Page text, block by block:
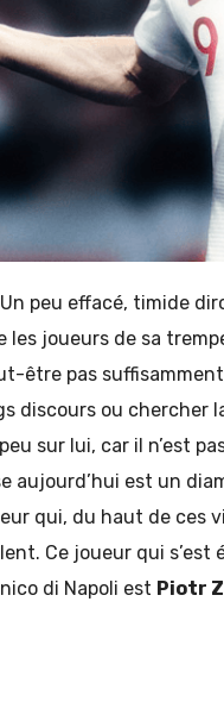
peu effacé, timide
les joueurs de sa
être pas
discours ou chercher
sur lui, car il n’est
aujourd’hui est un
qui, du haut de ces
Ce joueur qui s’est
di Napoli est Piotr